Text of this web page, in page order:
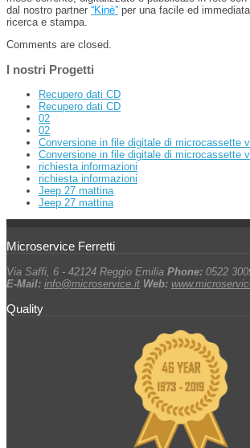
dal nostro partner “Kinè” per una facile ed
ricerca e stampa.
Comments are closed.
I nostri Progetti
Recupero dati CD
Recupero dati CD
02
02
Conversione in file digitale di microcassette
Conversione in file digitale di microcassette
richiesta informazioni
richiesta informazioni
Jeep 27 mattina
Jeep 27 mattina
Microservice Ferretti
Via Saffi, 6 - 42124 Reggio Emilia Phone: 0522
E-Mail: info@microservice.it Web:
Quality